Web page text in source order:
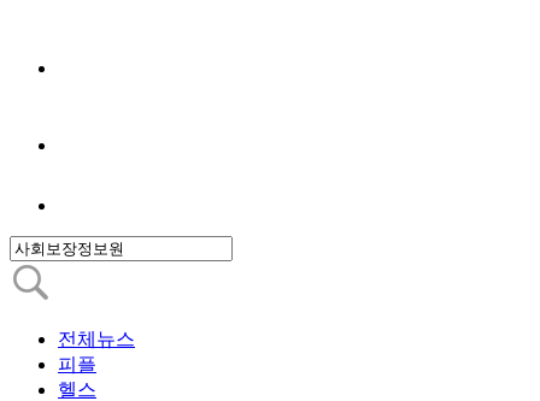
전체뉴스
피플
헬스